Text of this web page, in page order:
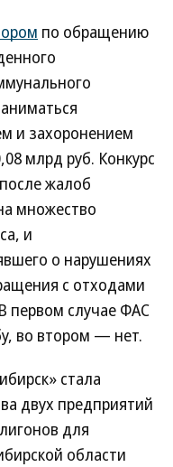
по обращению
и захоронением
млрд руб. Конкурс
жалоб
множество
и
о нарушениях
с отходами
первом случае ФАС
во втором — нет.
стала
двух предприятий
для
области